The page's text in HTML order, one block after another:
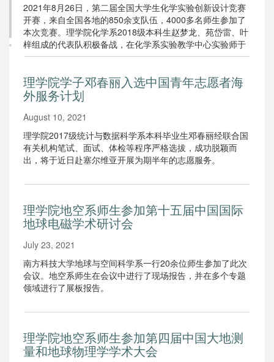
2021年8月26日，第二届全国大学生化学实验创新设计竞赛
开赛，来自全国各地的850余支队伍，4000多名师生参加了
本次竞赛。理学院化学系2018级本科生赵梦龙、苑岱雷、叶
梓组成的代表队积极备战，在化学系实验教学中心实验师于
月娜、高级实验师房芳的指导下，凭借新创实验《电化学氧
理学院学子邓春丽入选中国青年志愿者海
外服务计划
August 10, 2021
理学院2017级统计与数据科学系本科毕业生邓春丽经联合国
有关机构笔试、面试、体检等程序严格选拔，成功脱颖而
出，将于近日赴塞尔维亚开展为期半年的志愿服务。
理学院地空系师生参加第十五届中国国际
地球电磁学术研讨会
July 23, 2021
南方科技大学地球与空间科学系一行20余位师生参加了此次
会议。地空系师生在会议中进行了现场报告，并在多个专题
领域进行了展板报告。
理学院地空系师生参加第四届中国大地测
量和地球物理学学术大会